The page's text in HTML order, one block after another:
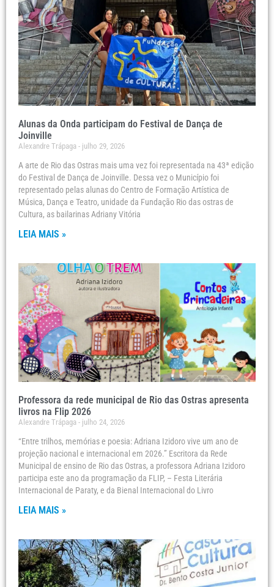
Alunas da Onda participam do Festival de Dança de
Joinville
Alexandre Trápaga julho 29, 2026
A arte de Rio das Ostras mais uma vez foi representada na 43ª edição
do Festival de Dança de Joinville. Dessa vez o Município foi
representado pelas alunas do Centro de Formação Artística de
Música, Dança e Teatro, unidade da Fundação Rio das ostras de
Cultura, as bailarinas Adriany Vitória
LEIA MAIS »
Professora da rede municipal de Rio das Ostras apresenta
livros na Flip 2026
Alexandre Trápaga julho 24, 2026
“Entre trilhos, memórias e poesia: Adriana Izidoro vive um ano de
projeção nacional e internacional em 2026.” Escritora da Rede
Municipal de ensino de Rio das Ostras, a professora Adriana Izidoro
participa este ano da programação da FLIP, – Festa Literária
Internacional de Paraty, e da Bienal Internacional do Livro
LEIA MAIS »